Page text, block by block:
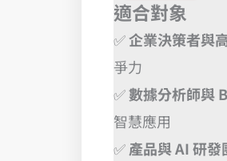
適合對象
✅企業決策者與
爭力
✅數據分析師與
智慧應用
✅產品與 AI 研發